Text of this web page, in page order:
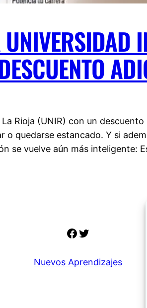
Rioja (UNIR) con un
quedarse estancado. Y si
se vuelve aún más inteligente:
Facebook
Twitter
Nuevos Aprendizajes